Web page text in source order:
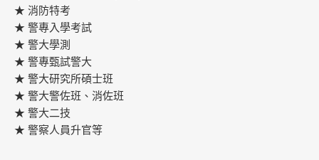
★ 消防特考
★ 警專入學考試
★ 警大學測
★ 警專甄試警大
★ 警大研究所碩士班
★ 警大警佐班、消佐班
★ 警大二技
★ 警察人員升官等